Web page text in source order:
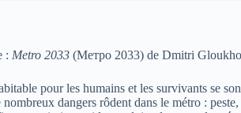
: Metro 2033 (Метро 2033) de Dmitri
pour les humains et les survivants se
dangers rôdent dans le métro :